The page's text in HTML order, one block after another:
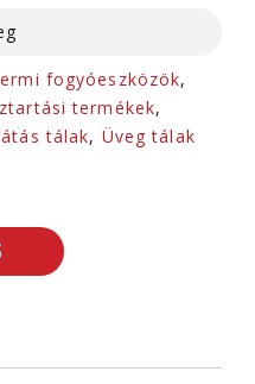
fogyóeszközök,
termékek,
tálak, Üveg tálak